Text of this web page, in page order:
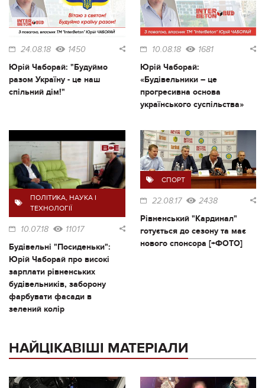
24.08.18 1450
Юрій Чаборай: "Будуймо
разом Україну - це наш
спільний дім!"
10.08.18 1681
Юрій Чаборай:
«Будівельники – це
прогресивна основа
українського суспільства»
ПОЛІТИКА, НАУКА І
ТЕХНОЛОГІЇ
10.07.18 11017
Будівельні "Посиденьки":
Юрій Чаборай про високі
зарплати рівненських
будівельників, заборону
фарбувати фасади в
зелений колір
СПОРТ
22.08.17 2438
Рівненський "Кардинал"
готується до сезону та має
нового спонсора [+ФОТО]
НАЙЦІКАВІШІ МАТЕРІАЛИ